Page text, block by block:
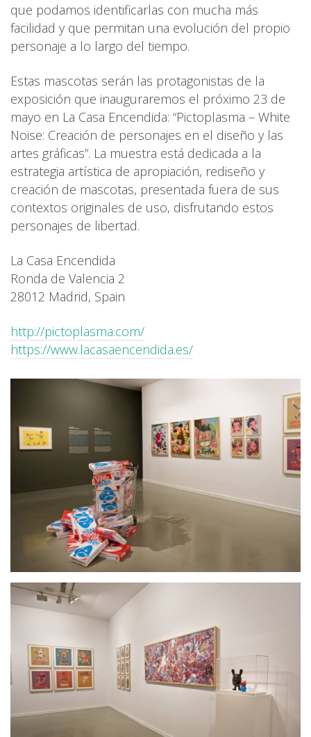
que podamos identificarlas con mucha más
facilidad y que permitan una evolución del propio
personaje a lo largo del tiempo.
Estas mascotas serán las protagonistas de la
exposición que inauguraremos el próximo 23 de
mayo en La Casa Encendida: “Pictoplasma – White
Noise: Creación de personajes en el diseño y las
artes gráficas”. La muestra está dedicada a la
estrategia artística de apropiación, rediseño y
creación de mascotas, presentada fuera de sus
contextos originales de uso, disfrutando estos
personajes de libertad.
La Casa Encendida
Ronda de Valencia 2
28012 Madrid, Spain
http://pictoplasma.com/
https://www.lacasaencendida.es/